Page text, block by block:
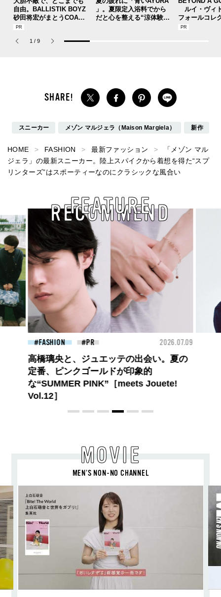
自由。BALLISTIK BOYZ
砂田将宏がまとうCOACH
の新作フレグランス「コ
パルファム」
」。夏限定入浴料でから
だと心を整える“涼体験”
ルイ・ヴィ
フォールコレ
描くプレッピ
1 / 9
スニーカー メゾン マルジェラ（Maison Margiela） 新作
HOME FASHION 最新ファッション
「メゾン マル
ジェラ」の最新スニーカー。陸上スパイクから着想を得た“スプ
リンターズ”はスポーティーなのにクラシックな風合い
RECOMMEND
FEATURE
FASHION 2026.07.09
【PRADA × NI-KI(ENHYPEN)】時をかけ
る、ニューモード
MOVIE
MEN’S NON-NO CHANNEL